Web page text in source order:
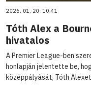
2026. 01. 20. 10:41
Tóth Alex a
hivatalos
A Premier League-ben
honlapján jelentette be,
középpályását, Tóth